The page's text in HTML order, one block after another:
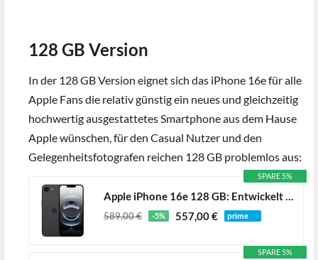
128 GB Version
In der 128 GB Version eignet sich das iPhone 16e für alle
Apple Fans die relativ günstig ein neues und gleichzeitig
hochwertig ausgestattetes Smartphone aus dem Hause
Apple wünschen, für den Casual Nutzer und den
Gelegenheitsfotografen reichen 128 GB problemlos aus:
SPARE 5%
Apple iPhone 16e 128 GB: Entwickelt für Apple Intelligence, A18 Chip, Gigantische Batterielaufzeit, 48 MP Fusion Kamera, 6,1'' Super Retina XDR Display, Schwarz
589,00 € -5% 557,00 €
SPARE 5%